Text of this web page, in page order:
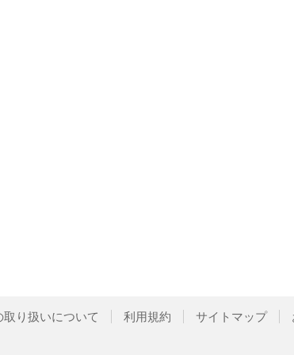
り扱いについて 利用規約 サイトマップ